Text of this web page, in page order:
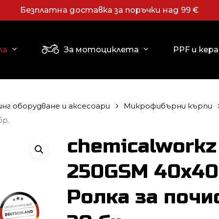
Безплатна доставка за поръчки над 99 €
За мотоциклета PPF и
Количка
оборудване и аксесоари Микрофибърни кърпи
250GSM
Ролка за